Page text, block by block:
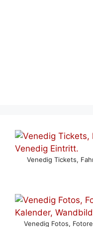
Venedig Tickets,
Venedig Fotos,